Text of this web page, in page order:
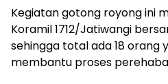
Kegiatan gotong royong ini
Koramil 1712/Jatiwangi
sehingga total ada 18 orang
membantu proses